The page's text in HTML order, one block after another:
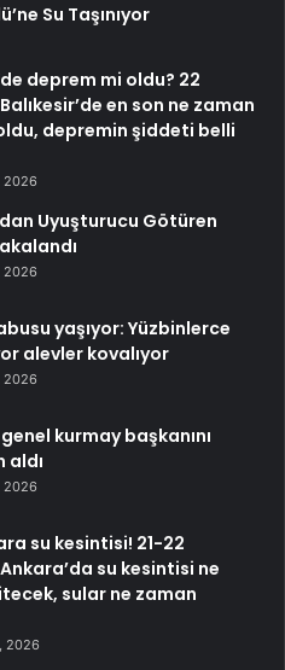
Su Taşınıyor
deprem mi oldu? 22
en son ne zaman
depremin şiddeti belli
2026
Uyuşturucu Götüren
2026
yaşıyor: Yüzbinlerce
alevler kovalıyor
2026
kurmay başkanını
aldı
2026
su kesintisi! 21-22
su kesintisi ne
sular ne zaman
2026